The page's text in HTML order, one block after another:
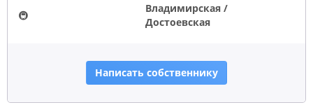
🚇
Владимирская /
Достоевская
Написать собственнику